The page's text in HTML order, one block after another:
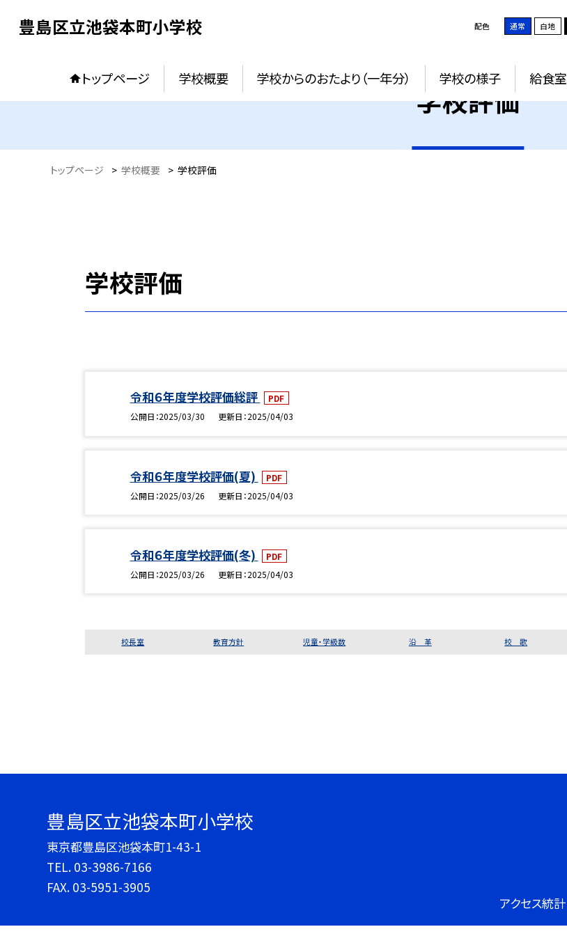
豊島区立池袋本町小学校 配色 通常 白地
トップページ 学校概要 学校からのおたより（一年分） 学校の様子 給食室
学校評価
トップページ > 学校概要 > 学校評価
学校評価
令和６年度学校評価総評
PDF
公開日 2025/03/30 更新日 2025/04/03
令和６年度学校評価(夏)
PDF
公開日 2025/03/26 更新日 2025/04/03
令和６年度学校評価(冬)
PDF
公開日 2025/03/26 更新日 2025/04/03
校長室 教育方針 児童・学級数 沿 革 校 歌
豊島区立池袋本町小学校
東京都豊島区池袋本町1-43-1
TEL. 03-3986-7166
FAX. 03-5951-3905
アクセス統計